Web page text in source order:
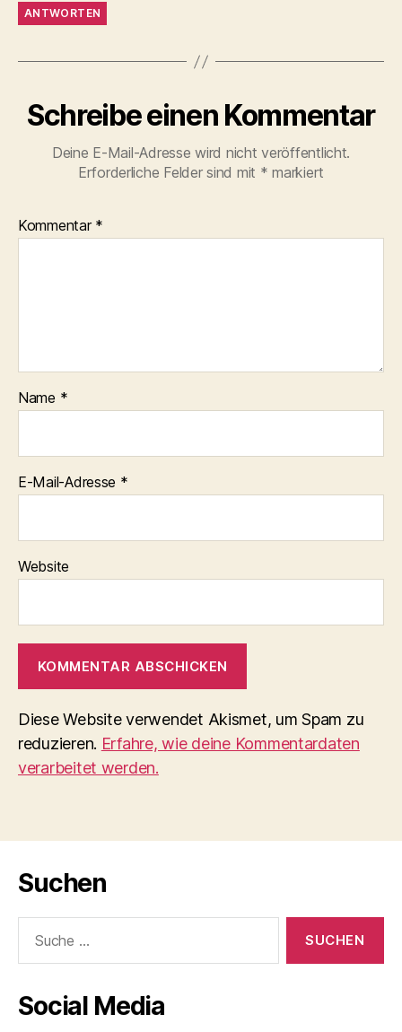
ANTWORTEN
Schreibe einen Kommentar
Deine E-Mail-Adresse wird nicht veröffentlicht.
Erforderliche Felder sind mit * markiert
Kommentar *
Name *
E-Mail-Adresse *
Website
Diese Website verwendet Akismet, um Spam zu
reduzieren. Erfahre, wie deine Kommentardaten
verarbeitet werden.
Suchen
nach:
Social Media